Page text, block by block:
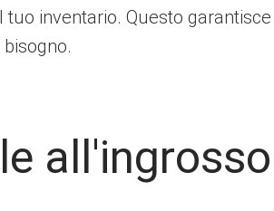
inventario. Questo
all'ingrosso